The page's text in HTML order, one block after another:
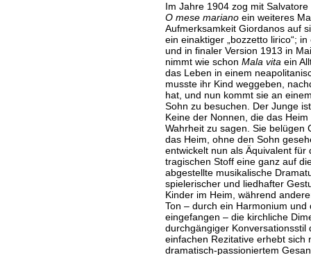
Im Jahre 1904 zog mit
O mese marianoein weiteres
Aufmerksamkeit Giordanos auf
ein einaktiger „bozzetto lirico“;
und in finaler Version 1913 in
nimmt wie schon Mala vita ein
das Leben in einem
musste ihr Kind weggeben,
hat, und nun kommt sie an
Sohn zu besuchen. Der Junge
Keine der Nonnen, die das
Wahrheit zu sagen. Sie belügen
das Heim, ohne den Sohn
entwickelt nun als Äquivalent für
tragischen Stoff eine ganz auf
abgestellte musikalische
spielerischer und liedhafter
Kinder im Heim, während
Ton – durch ein Harmonium
eingefangen – die kirchliche
durchgängiger
einfachen Rezitative erhebt sich
dramatisch-passioniertem